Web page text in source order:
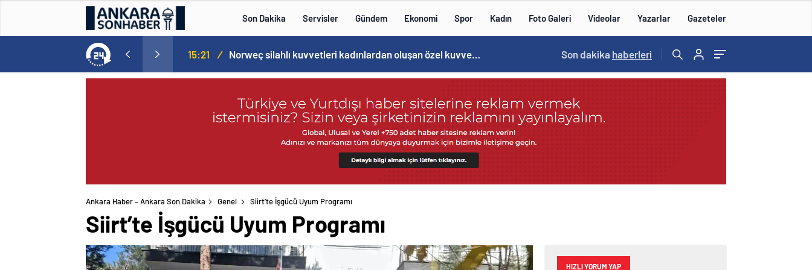
Son Dakika Servisler Gündem Ekonomi Spor Kadın Foto Galeri Videolar Yazarlar Gazeteler
Norweç silahlı kuvvetleri kadınlardan oluşan özel kuvvetler eğitimlerini başlattı. 15:20 / Cristiano Ronaldo’nun akıllara zarar tüm kariyerinin istatistiğini çıkardık ! 14:57 /
Son dakika haberleri
Ankara Haber – Ankara Son Dakika Genel Siirt’te İşgücü Uyum Programı
Siirt’te İşgücü Uyum Programı
HIZLI YORUM YAP